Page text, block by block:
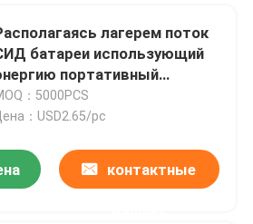
лагерем поток
батареи использующий
портативный
свет работы УДАРА
8.5cmx15cm
：5000PCS
Цена：USD2.65/pc
контактные